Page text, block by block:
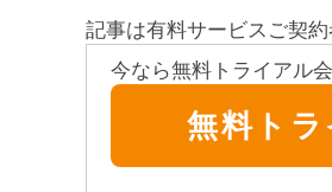
記事は有料サービスご契約
今なら無料トライアル
無料ト